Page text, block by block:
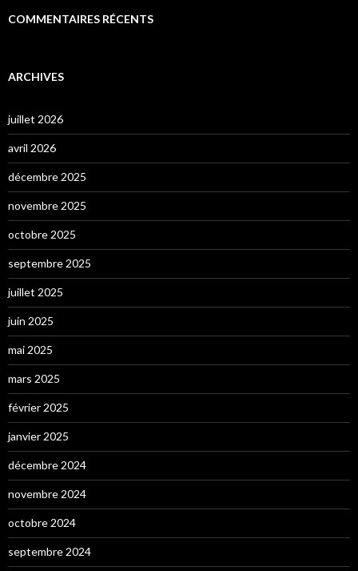
COMMENTAIRES RÉCENTS
ARCHIVES
juillet 2026
avril 2026
décembre 2025
novembre 2025
octobre 2025
septembre 2025
juillet 2025
juin 2025
mai 2025
mars 2025
février 2025
janvier 2025
décembre 2024
novembre 2024
octobre 2024
septembre 2024